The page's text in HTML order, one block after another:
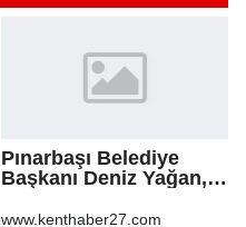
Pınarbaşı Belediye
Başkanı Deniz Yağan,
www.kenthaber27.com